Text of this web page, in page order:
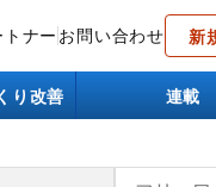
ナー お問い合わせ 新
り改善 連載